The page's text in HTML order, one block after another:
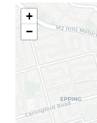
+
−